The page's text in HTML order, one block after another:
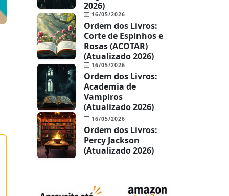
2026)
16/05/2026
Ordem dos Livros:
Corte de Espinhos e
Rosas (ACOTAR)
(Atualizado 2026)
16/05/2026
Ordem dos Livros:
Academia de
Vampiros
(Atualizado 2026)
16/05/2026
Ordem dos Livros:
Percy Jackson
(Atualizado 2026)